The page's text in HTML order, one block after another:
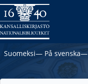
Suomeksi― På svenska―